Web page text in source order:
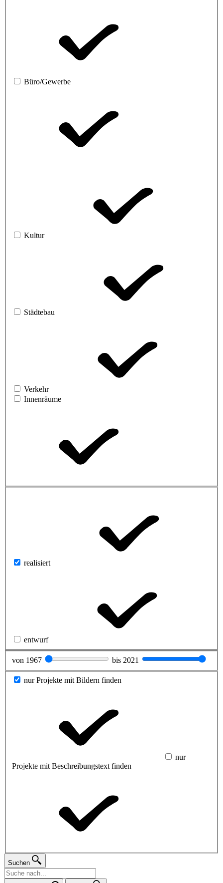
Büro/Gewerbe
Kultur
Städtebau
Verkehr
Innenräume
realisiert
entwurf
von 1967 bis 2021
nur Projekte mit Bildern finden
nur
Projekte mit Beschreibungstext finden
Suchen